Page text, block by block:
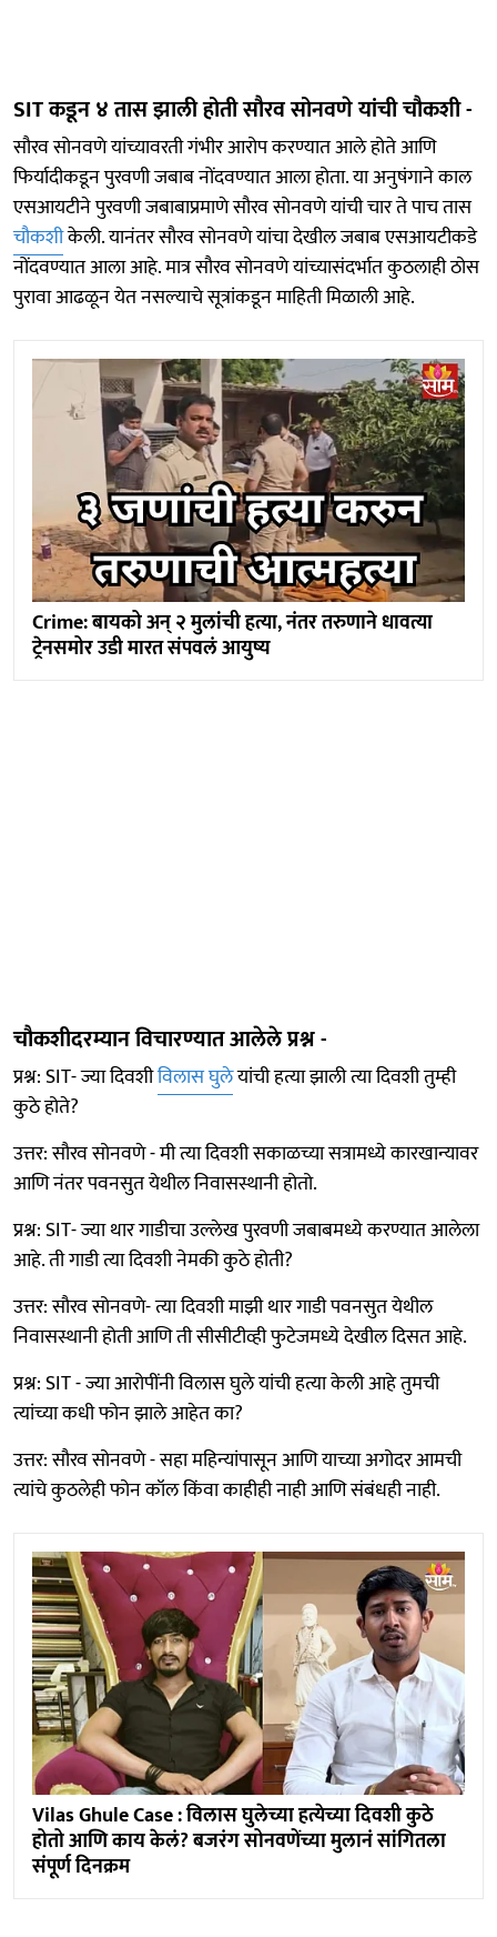
SIT कडून ४ तास झाली होती सौरव सोनवणे यांची चौकशी -
सौरव सोनवणे यांच्यावरती गंभीर आरोप करण्यात आले होते आणि
फिर्यादीकडून पुरवणी जबाब नोंदवण्यात आला होता. या अनुषंगाने काल
एसआयटीने पुरवणी जबाबाप्रमाणे सौरव सोनवणे यांची चार ते पाच तास
चौकशीकेली. यानंतर सौरव सोनवणे यांचा देखील जबाब एसआयटीकडे
नोंदवण्यात आला आहे. मात्र सौरव सोनवणे यांच्यासंदर्भात कुठलाही ठोस
पुरावा आढळून येत नसल्याचे सूत्रांकडून माहिती मिळाली आहे.
Crime: बायको अन् २ मुलांची हत्या, नंतर तरुणाने धावत्या
ट्रेनसमोर उडी मारत संपवलं आयुष्य
चौकशीदरम्यान विचारण्यात आलेले प्रश्न -
प्रश्न: SIT- ज्या दिवशीविलास घुलेयांची हत्या झाली त्या दिवशी तुम्ही
कुठे होते?
उत्तर: सौरव सोनवणे - मी त्या दिवशी सकाळच्या सत्रामध्ये कारखान्यावर
आणि नंतर पवनसुत येथील निवासस्थानी होतो.
प्रश्न: SIT- ज्या थार गाडीचा उल्लेख पुरवणी जबाबमध्ये करण्यात आलेला
आहे. ती गाडी त्या दिवशी नेमकी कुठे होती?
उत्तर: सौरव सोनवणे- त्या दिवशी माझी थार गाडी पवनसुत येथील
निवासस्थानी होती आणि ती सीसीटीव्ही फुटेजमध्ये देखील दिसत आहे.
प्रश्न: SIT - ज्या आरोपींनी विलास घुले यांची हत्या केली आहे तुमची
त्यांच्या कधी फोन झाले आहेत का?
उत्तर: सौरव सोनवणे - सहा महिन्यांपासून आणि याच्या अगोदर आमची
त्यांचे कुठलेही फोन कॉल किंवा काहीही नाही आणि संबंधही नाही.
Vilas Ghule Case : विलास घुलेच्या हत्येच्या दिवशी कुठे
होतो आणि काय केलं? बजरंग सोनवणेंच्या मुलानं सांगितला
संपूर्ण दिनक्रम